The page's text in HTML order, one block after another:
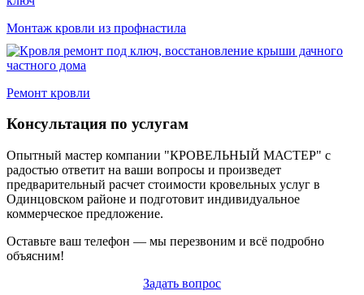
Монтаж кровли из профнастила
Ремонт кровли
Консультация по услугам
Опытный мастер компании "КРОВЕЛЬНЫЙ МАСТЕР" с
радостью ответит на ваши вопросы и произведет
предварительный расчет стоимости кровельных услуг в
Одинцовском районе и подготовит индивидуальное
коммерческое предложение.
Оставьте ваш телефон — мы перезвоним и всё подробно
объясним!
Задать вопрос